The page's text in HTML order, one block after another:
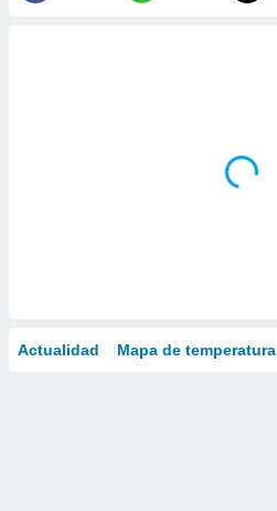
Actualidad Mapa de temperatura